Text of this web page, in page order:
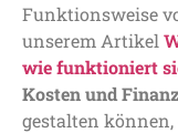
Funktionsweise
unserem Artikel
wie funktioniert
Kosten und
gestalten